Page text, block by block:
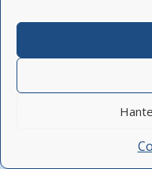
Som skola har vi en
leder vår
studerar att känna till.